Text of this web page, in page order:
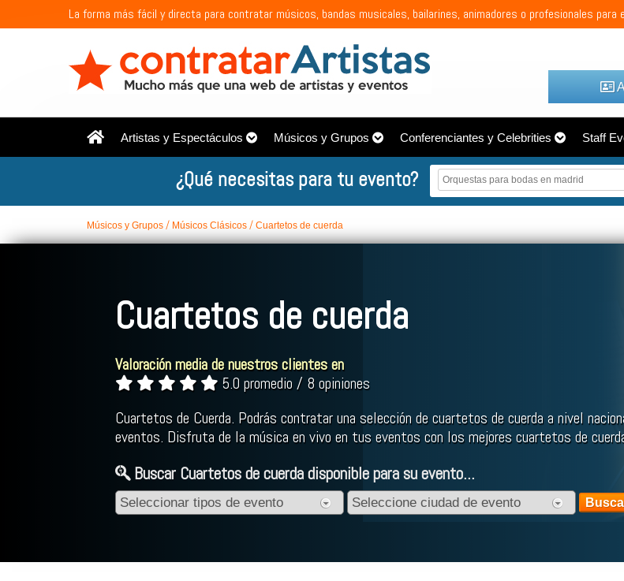
La forma más fácil y directa para contratar músicos, bandas musicales, bailarines, animadores o profesionales
Artistas y Espectáculos Músicos y Grupos Conferenciantes y Celebrities Staff
¿Qué necesitas para tu evento?
Músicos y Grupos Músicos Clásicos Cuartetos de cuerda
Cuartetos de cuerda
Valoración media de nuestros clientes en
5.0 promedio / 8 opiniones
Cuartetos de Cuerda. Podrás contratar una selección de cuartetos de cuerda a nivel
eventos. Disfruta de la música en vivo en tus eventos con los mejores cuartetos de
Buscar Cuartetos de cuerda disponible para su evento...